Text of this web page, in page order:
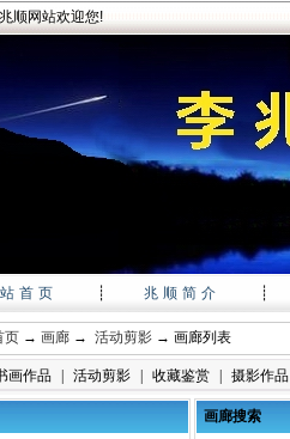
顺网站欢迎您!
首页 ┊ 兆顺简介 ┊
页 → 画廊 → 活动剪影 → 画廊列表
画作品 活动剪影 收藏鉴赏 摄影作品
画廊搜索